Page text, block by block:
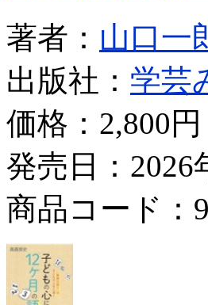
著者： 山口一
出版社： 学芸
価格： 2,800円
発売日：2026
商品コード：